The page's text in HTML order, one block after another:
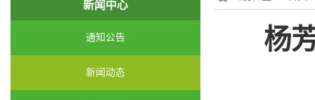
新闻中心
通知公告
新闻动态
杨